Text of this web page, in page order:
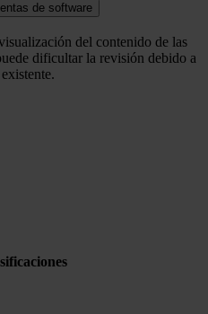
de software
del contenido de las
dificultar la revisión debido a